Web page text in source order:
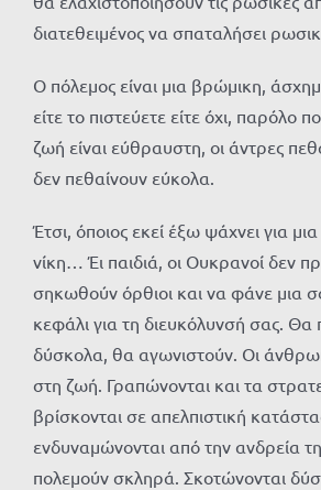
διατεθειμένος να σπαταλήσει
Ο πόλεμος είναι μια βρώμικη,
είτε το πιστεύετε είτε όχι, παρόλο
ζωή είναι εύθραυστη, οι άντρες
δεν πεθαίνουν εύκολα.
Έτσι, όποιος εκεί έξω ψάχνει για
νίκη… Έι παιδιά, οι Ουκρανοί δεν
σηκωθούν όρθιοι και να φάνε μια
κεφάλι για τη διευκόλυνσή σας. Θα
δύσκολα, θα αγωνιστούν. Οι
στη ζωή. Γραπώνονται και τα
βρίσκονται σε απελπιστική
ενδυναμώνονται από την ανδρεία
πολεμούν σκληρά. Σκοτώνονται